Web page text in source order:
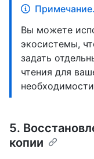
Примечание.
Вы можете
экосистемы,
задать
чтения для
5.
копии